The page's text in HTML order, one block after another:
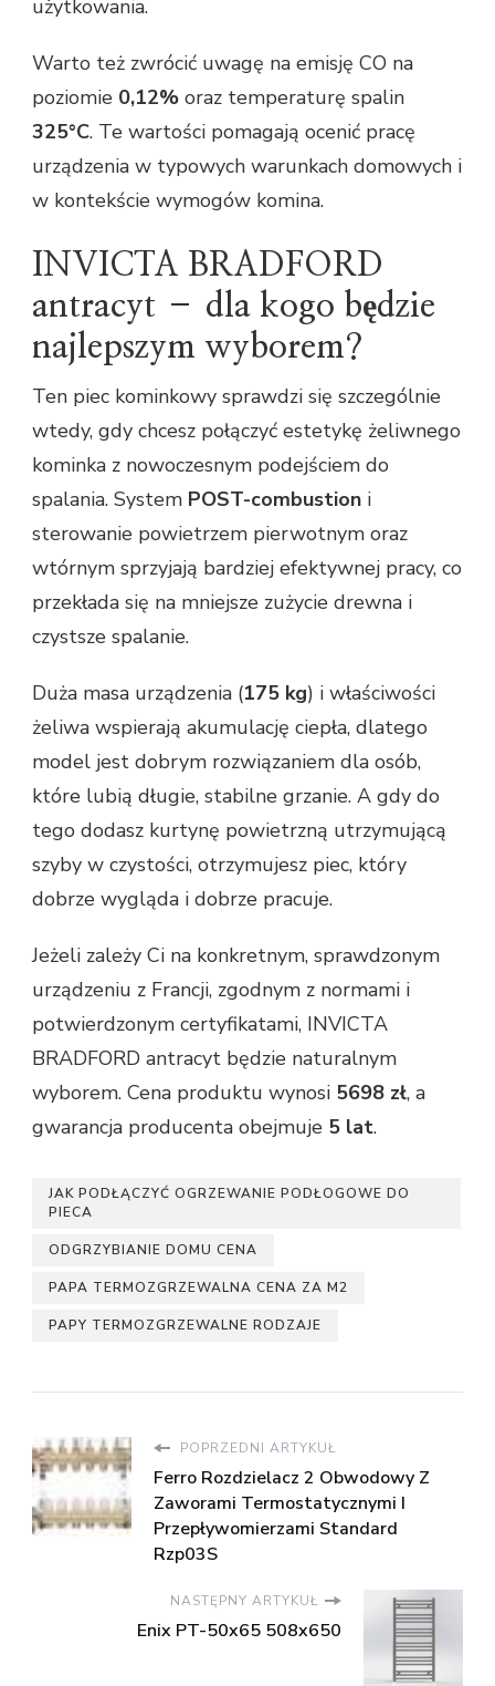
użytkowania.
Warto też zwrócić uwagę na emisję CO na
poziomie 0,12% oraz temperaturę spalin
325°C. Te wartości pomagają ocenić pracę
urządzenia w typowych warunkach domowych i
w kontekście wymogów komina.
INVICTA BRADFORD
antracyt – dla kogo będzie
najlepszym wyborem?
Ten piec kominkowy sprawdzi się szczególnie
wtedy, gdy chcesz połączyć estetykę żeliwnego
kominka z nowoczesnym podejściem do
spalania. System POST-combustion i
sterowanie powietrzem pierwotnym oraz
wtórnym sprzyjają bardziej efektywnej pracy, co
przekłada się na mniejsze zużycie drewna i
czystsze spalanie.
Duża masa urządzenia (175 kg) i właściwości
żeliwa wspierają akumulację ciepła, dlatego
model jest dobrym rozwiązaniem dla osób,
które lubią długie, stabilne grzanie. A gdy do
tego dodasz kurtynę powietrzną utrzymującą
szyby w czystości, otrzymujesz piec, który
dobrze wygląda i dobrze pracuje.
Jeżeli zależy Ci na konkretnym, sprawdzonym
urządzeniu z Francji, zgodnym z normami i
potwierdzonym certyfikatami, INVICTA
BRADFORD antracyt będzie naturalnym
wyborem. Cena produktu wynosi 5698 zł, a
gwarancja producenta obejmuje 5 lat.
JAK PODŁĄCZYĆ OGRZEWANIE PODŁOGOWE DO
PIECA
ODGRZYBIANIE DOMU CENA
PAPA TERMOZGRZEWALNA CENA ZA M2
PAPY TERMOZGRZEWALNE RODZAJE
POPRZEDNI ARTYKUŁ
Ferro Rozdzielacz 2 Obwodowy Z
Zaworami Termostatycznymi I
Przepływomierzami Standard
Rzp03S
NASTĘPNY ARTYKUŁ
Enix PT-50x65 508x650